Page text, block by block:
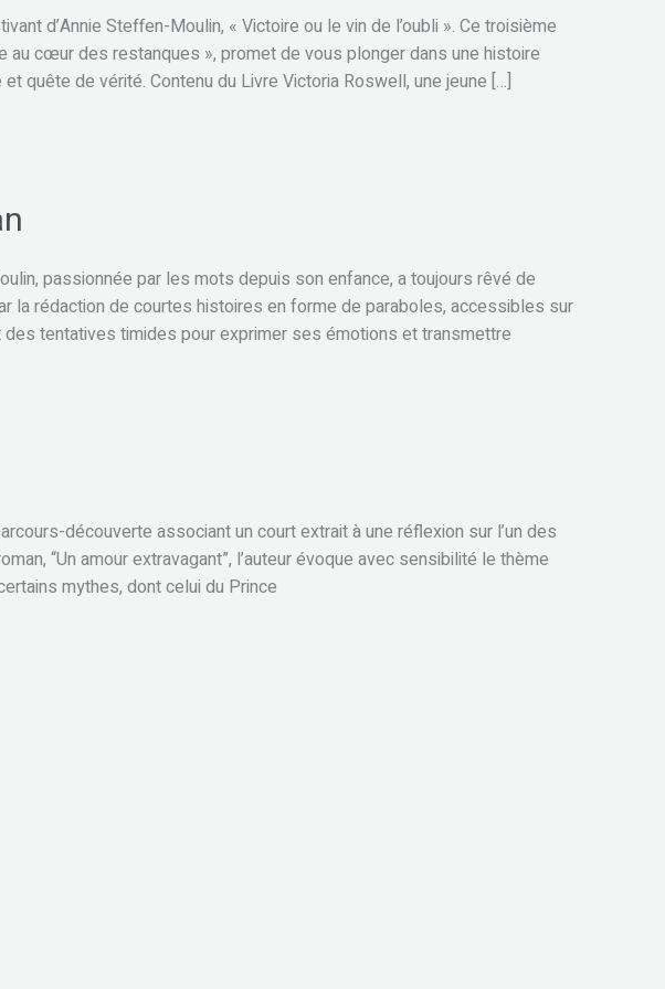
d’Annie Steffen-Moulin, « Victoire ou le vin de l’oubli ». Ce troisième
au cœur des restanques », promet de vous plonger dans une histoire
quête de vérité. Contenu du Livre Victoria Roswell, une jeune […]
passionnée par les mots depuis son enfance, a toujours rêvé de
la rédaction de courtes histoires en forme de paraboles, accessibles sur
tentatives timides pour exprimer ses émotions et transmettre
découverte associant un court extrait à une réflexion sur l’un des
“Un amour extravagant”, l’auteur évoque avec sensibilité le thème
mythes, dont celui du Prince